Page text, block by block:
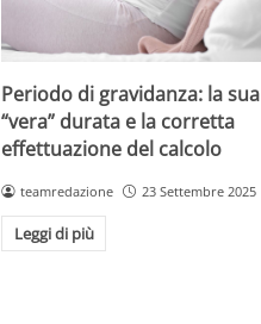
Periodo di gravidanza: la sua
“vera” durata e la corretta
effettuazione del calcolo
teamredazione 23 Settembre 2025
Leggi di più